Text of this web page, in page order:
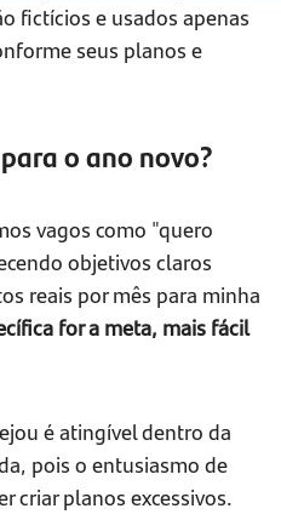
fictícios e usados apenas
seus planos e
o ano novo?
vagos como "quero
objetivos claros
reais por mês para minha
for a meta, mais fácil
é atingível dentro da
pois o entusiasmo de
criar planos excessivos.